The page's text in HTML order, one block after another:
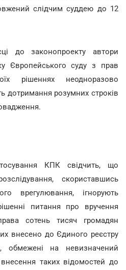
слідчим суддею до 12
до законопроекту автори
Європейського суду з прав
рішеннях неодноразово
дотримання розумних строків
КПК свідчить, що
скориставшись
врегулювання, ігнорують
питання про вручення
сотень тисяч громадян
внесено до Єдиного реєстру
обмежені на невизначений
таких відомостей до